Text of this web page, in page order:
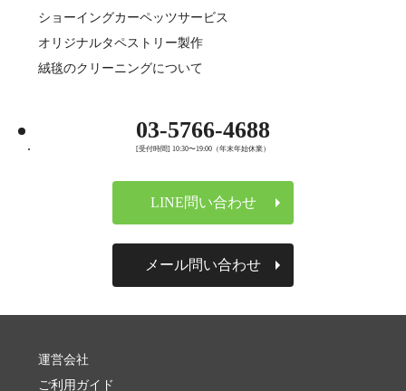
ショーイングカーペッツサービス
オリジナルタペストリー製作
絨毯のクリーニングについて
03-5766-4688
[受付時間] 10:30〜19:00（年末年始休業）
LINE問い合わせ
メール問い合わせ
運営会社
ご利用ガイド